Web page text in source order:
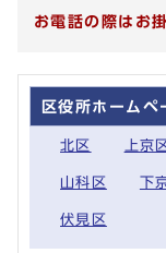
お電話の際はお
区役所ホームペ
北区 上京
山科区 下
伏見区